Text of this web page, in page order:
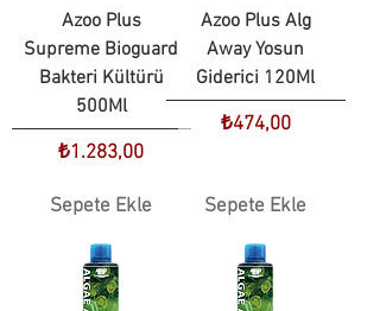
Azoo Plus
Supreme Bioguard
Bakteri Kültürü
500Ml
Fiyat
₺1.283,00
Sepete Ekle
Azoo Plus Alg
Away Yosun
Giderici 120Ml
Fiyat
₺474,00
Sepete Ekle